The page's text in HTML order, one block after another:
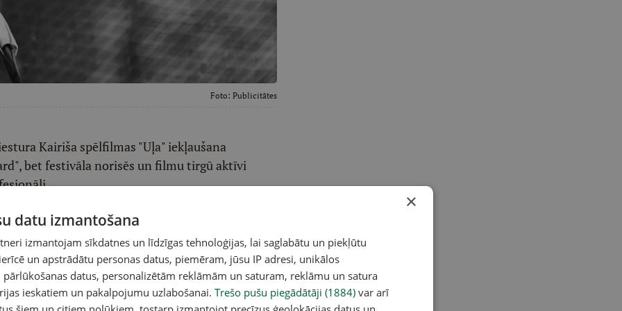
Foto: Publicitātes
Kairiša spēlfilmas "Uļa" iekļaušana
bet festivāla norisēs un filmu tirgū aktīvi
pirmizrāde šajā kinoindustrijas epicentrā ir
Media" producētā spēlfilma, Latvijas, Polijas,
kas veidota pēc galvenās lomas tēlotāja,
vienam no diviem galvenajiem Kannu
21. maijā, un tai paredzēts arī tirgus seanss.
×
datu izmantošana
izmantojam sīkdatnes un līdzīgas tehnoloģijas, lai saglabātu un piekļūtu
un apstrādātu personas datus, piemēram, jūsu IP adresi, unikālos
datus, personalizētām reklāmām un saturam, reklāmu un satura
ieskatiem un pakalpojumu uzlabošanai. Trešo pušu piegādātāji (1884) var arī